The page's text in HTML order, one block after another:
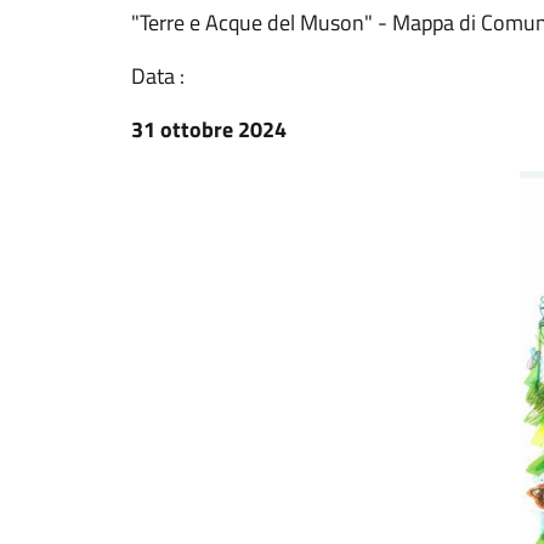
"Terre e Acque del Muson" - Mappa di
Data :
31 ottobre 2024